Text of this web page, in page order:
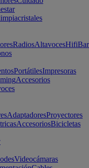
RadiosAltavocesHifi
PortátilesImpresoras
Accesorios
AdaptadoresProyectores
AccesoriosBicicletas
Videocámaras